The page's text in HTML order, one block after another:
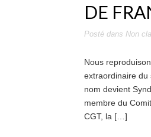
DE
Posté dans Non
Nous
extraordinaire du
nom devient
membre du
CGT, la […]